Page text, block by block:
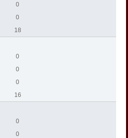
0
0
18
0
0
0
16
0
0